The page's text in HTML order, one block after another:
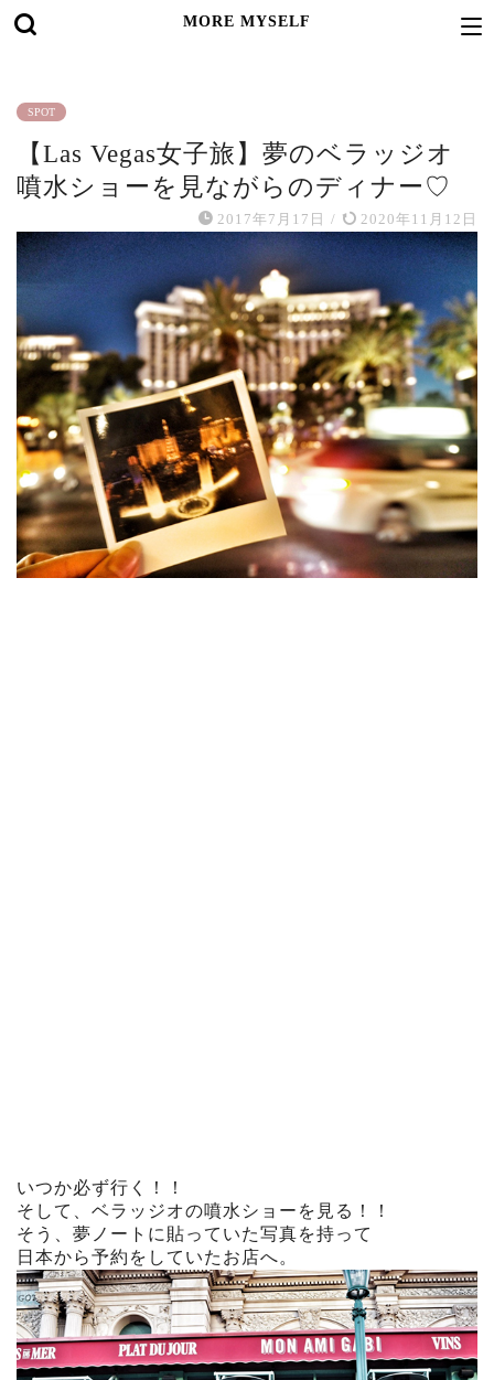
MORE MYSELF
SPOT
【Las Vegas女子旅】夢のベラッジオ
噴水ショーを見ながらのディナー♡
2017年7月17日 / 2020年11月12日
いつか必ず行く！！
そして、ベラッジオの噴水ショーを見る！！
そう、夢ノートに貼っていた写真を持って
日本から予約をしていたお店へ。